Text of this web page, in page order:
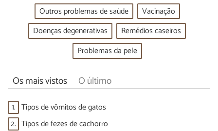
Outros problemas de saúde
Vacinação
Doenças degenerativas
Remédios caseiros
Problemas da pele
Os mais vistos O último
1. Tipos de vômitos de gatos
2. Tipos de fezes de cachorro